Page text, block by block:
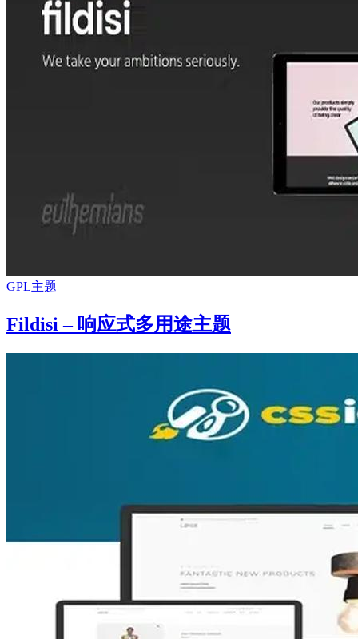
GPL主题
Fildisi – 响应式多用途主题